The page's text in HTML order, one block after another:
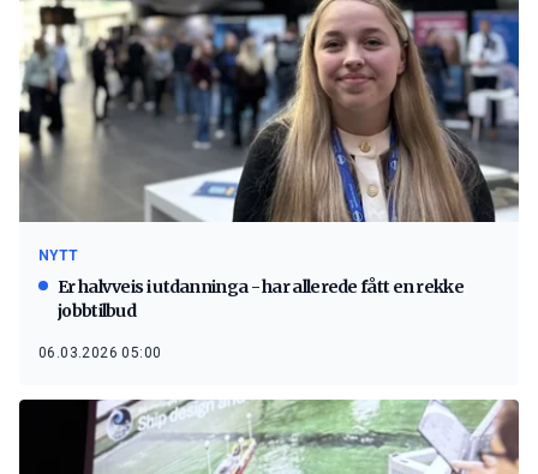
NYTT
Er halvveis i utdanninga - har allerede fått en rekke
jobbtilbud
06.03.2026 05:00